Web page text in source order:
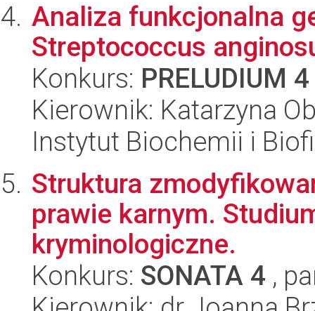
Analiza funkcjonalna
Streptococcus
Konkurs: PRELUDIUM 4
Kierownik: Katarzyna
Instytut Biochemii i
Struktura
prawie karnym.
kryminologiczne.
Konkurs: SONATA 4 ,